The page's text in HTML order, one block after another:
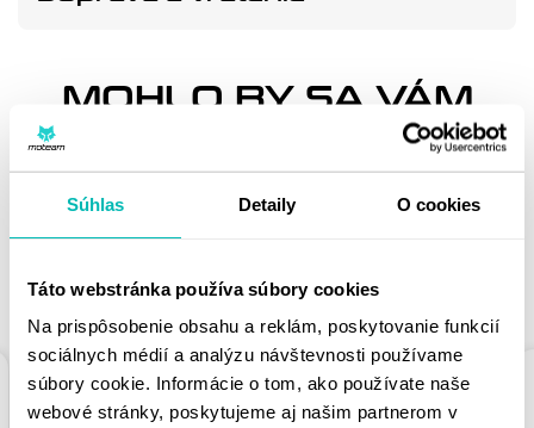
Súhlas Detaily O cookies
Táto webstránka používa súbory cookies
Na prispôsobenie obsahu a reklám, poskytovanie funkcií
sociálnych médií a analýzu návštevnosti používame
súbory cookie. Informácie o tom, ako používate naše
webové stránky, poskytujeme aj našim partnerom v
MOHLO BY SA VÁM
PODOBNÉ PRODUKTY